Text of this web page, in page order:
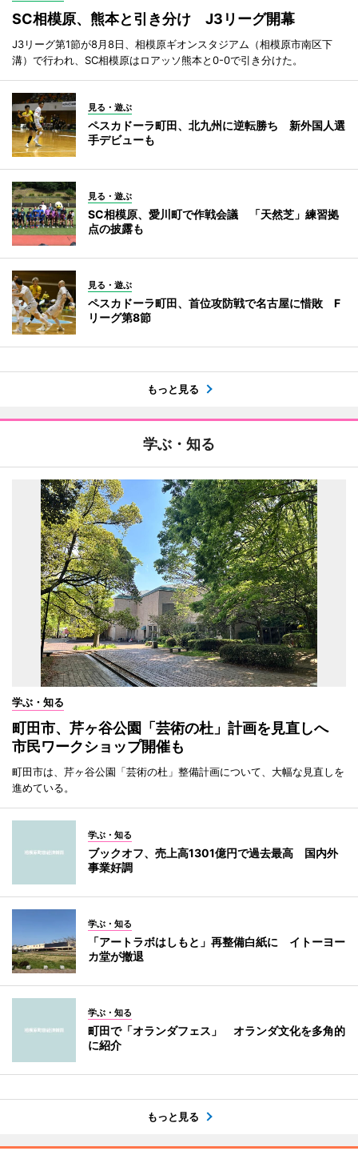
SC相模原、熊本と引き分け J3リーグ開幕
J3リーグ第1節が8月8日、相模原ギオンスタジアム（相模原市南区下
溝）で行われ、SC相模原はロアッソ熊本と0-0で引き分けた。
見る・遊ぶ
ペスカドーラ町田、北九州に逆転勝ち 新外国人選
手デビューも
見る・遊ぶ
SC相模原、愛川町で作戦会議 「天然芝」練習拠
点の披露も
見る・遊ぶ
ペスカドーラ町田、首位攻防戦で名古屋に惜敗 F
リーグ第8節
もっと見る
学ぶ・知る
学ぶ・知る
町田市、芹ヶ谷公園「芸術の杜」計画を見直しへ
市民ワークショップ開催も
町田市は、芹ヶ谷公園「芸術の杜」整備計画について、大幅な見直しを
進めている。
学ぶ・知る
ブックオフ、売上高1301億円で過去最高 国内外
事業好調
学ぶ・知る
「アートラボはしもと」再整備白紙に イトーヨー
カ堂が撤退
学ぶ・知る
町田で「オランダフェス」 オランダ文化を多角的
に紹介
もっと見る